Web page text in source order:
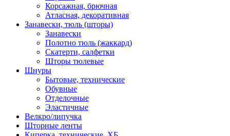
Корсажная, брючная
Атласная, декоративная
Занавески, тюль (шторы)
Занавески
Полотно тюль (жаккард)
Скатерти, салфетки
Шторы тюлевые
Шнуры
Бытовые, технические
Обувные
Отделочные
Эластичные
Велкро/липучка
Шторные ленты